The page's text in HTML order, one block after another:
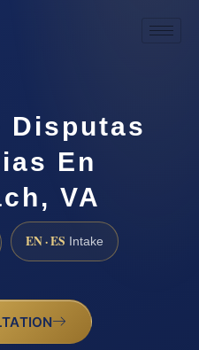
Disputas
En
VA
EN · ES Intake